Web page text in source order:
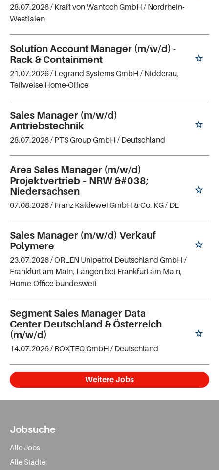
28.07.2026 / Kraft von Wantoch GmbH / Nordrhein-
Westfalen
Solution Account Manager (m/w/d) -
Rack & Containment
21.07.2026 / Legrand Systems GmbH / Nidderau,
Teilweise Home-Office
Sales Manager (m/w/d)
Antriebstechnik
28.07.2026 / PTS Group GmbH / Deutschland
Area Sales Manager (m/w/d)
Projektvertrieb – NRW &#038;
Niedersachsen
07.08.2026 / Franz Kaldewei GmbH & Co. KG/ DE
Sales Manager (m/w/d) Verkauf
Polymere
23.07.2026 /ORLEN Unipetrol Deutschland GmbH /
Frankfurt am Main, Langen bei Frankfurt am Main,
Home-Office bundesweit
Segment Sales Manager Data
Center Deutschland & Österreich
(m/w/d)
14.07.2026 / ROXTEC GmbH / Deutschland
Weitere Jobs
Jobsuche
Alle Jobs
Alle Städte